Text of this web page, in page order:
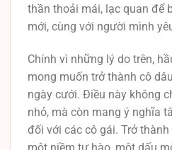
thần thoải mái, lạc quan để
mới, cùng với người mình
Chính vì những lý do trên,
mong muốn trở thành cô
ngày cưới. Điều này không
nhỏ, mà còn mang ý nghĩa
đối với các cô gái. Trở